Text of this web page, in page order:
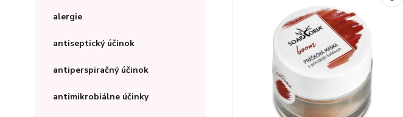
alergie
antiseptický účinok
antiperspiračný účinok
antimikrobiálne účinky